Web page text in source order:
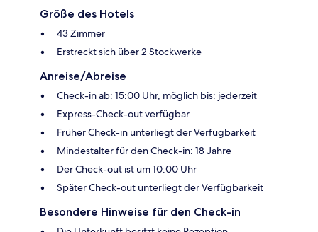
Größe des Hotels
43 Zimmer
Erstreckt sich über 2 Stockwerke
Anreise/Abreise
Check-in ab: 15:00 Uhr, möglich bis: jederzeit
Express-Check-out verfügbar
Früher Check-in unterliegt der Verfügbarkeit
Mindestalter für den Check-in: 18 Jahre
Der Check-out ist um 10:00 Uhr
Später Check-out unterliegt der Verfügbarkeit
Besondere Hinweise für den Check-in